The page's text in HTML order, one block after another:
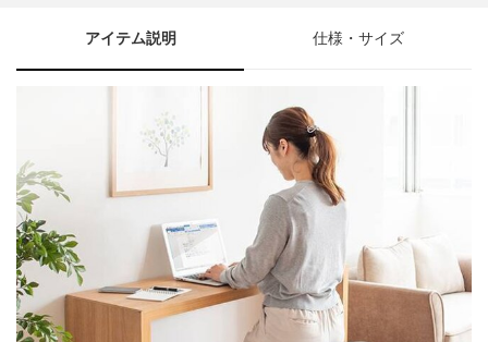
アイテム説明 仕様・サイズ